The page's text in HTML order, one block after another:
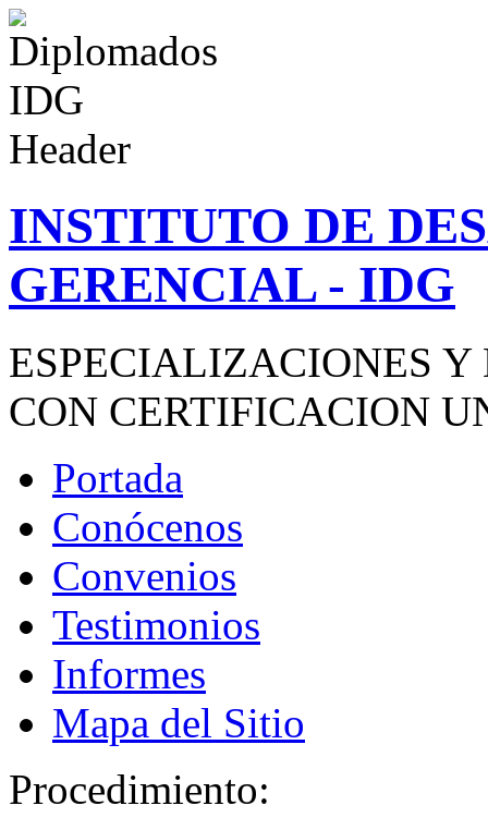
INSTITUTO DE
GERENCIAL - IDG
ESPECIALIZACIONES
CON CERTIFICACION
Portada
Conócenos
Convenios
Testimonios
Informes
Mapa del Sitio
Procedimiento: